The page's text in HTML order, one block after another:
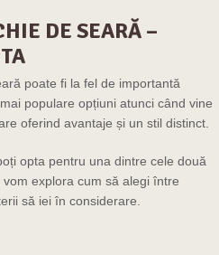
DE SEARĂ –
poate fi la fel de importantă
populare opțiuni atunci când vine
oferind avantaje și un stil distinct.
opta pentru una dintre cele două
explora cum să alegi între
să iei în considerare.